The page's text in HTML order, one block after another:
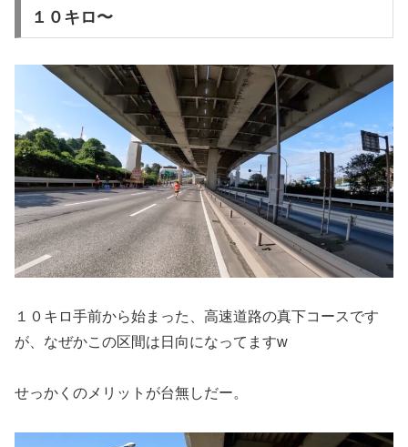
１０キロ〜
１０キロ手前から始まった、高速道路の真下コースです
が、なぜかこの区間は日向になってますw
せっかくのメリットが台無しだー。